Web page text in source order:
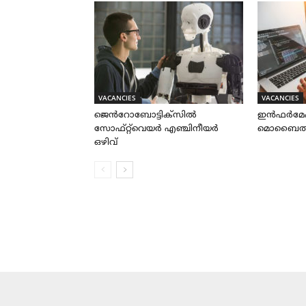
VACANCIES
ജെൻറോബോട്ടിക്സിൽ
സോഫ്റ്റ്‌വെയർ എഞ്ചിനീയർ
ഒഴിവ്
VACANCIES
മൊബൈൽ